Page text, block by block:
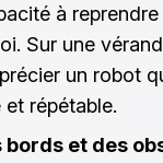
à
Sur une
un robot
répétable.
bords et des